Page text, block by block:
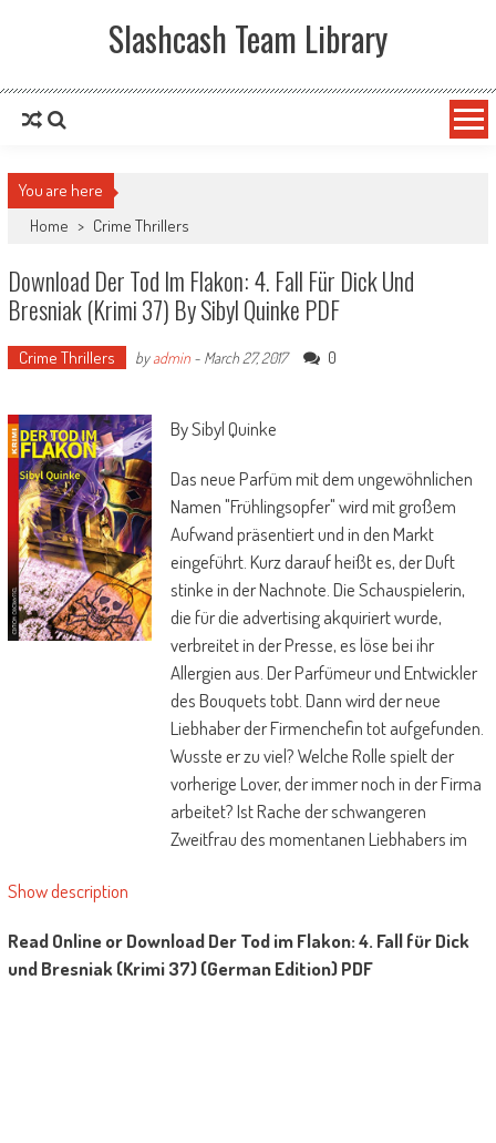
Slashcash Team Library
You are here
Home > Crime Thrillers
Download Der Tod Im Flakon: 4. Fall Für Dick Und
Bresniak (Krimi 37) By Sibyl Quinke PDF
Crime Thrillers byadmin- March 27, 2017 0
By Sibyl Quinke
Das neue Parfüm mit dem ungewöhnlichen
Namen "Frühlingsopfer" wird mit großem
Aufwand präsentiert und in den Markt
eingeführt. Kurz darauf heißt es, der Duft
stinke in der Nachnote. Die Schauspielerin,
die für die advertising akquiriert wurde,
verbreitet in der Presse, es löse bei ihr
Allergien aus. Der Parfümeur und Entwickler
des Bouquets tobt. Dann wird der neue
Liebhaber der Firmenchefin tot aufgefunden.
Wusste er zu viel? Welche Rolle spielt der
vorherige Lover, der immer noch in der Firma
arbeitet? Ist Rache der schwangeren
Zweitfrau des momentanen Liebhabers im
Show description
Read Online or Download Der Tod im Flakon: 4. Fall für Dick
und Bresniak (Krimi 37) (German Edition) PDF